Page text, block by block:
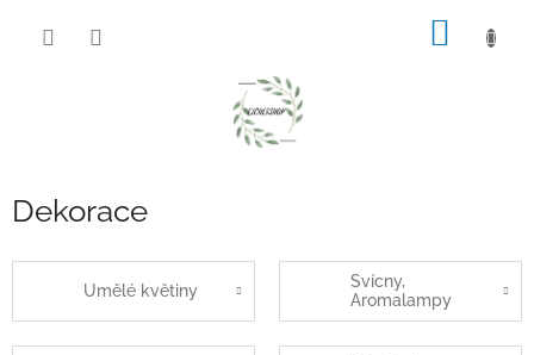
Dekorace
Umělé květiny
Svícny,
Aromalampy